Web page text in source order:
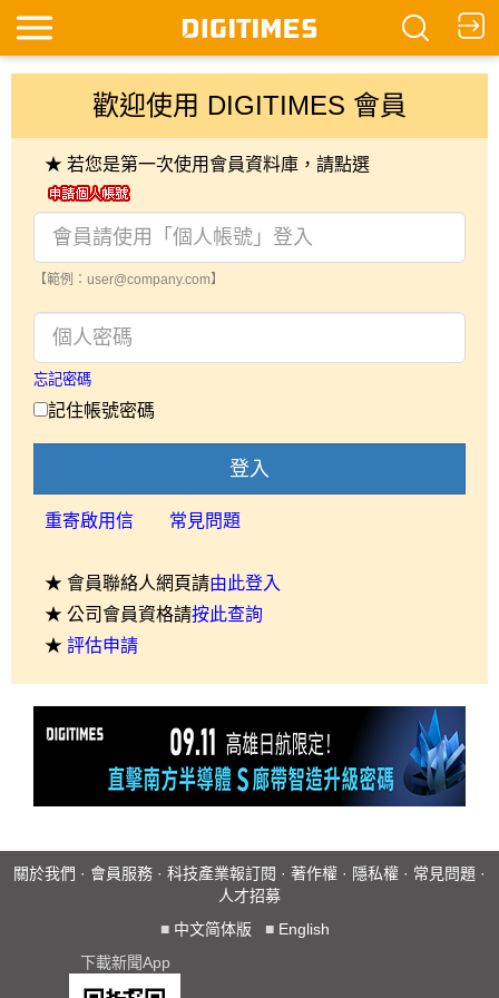
歡迎使用 DIGITIMES 會員
★ 若您是第一次使用會員資料庫，請點選
【範例：user@company.com】
忘記密碼
記住帳號密碼
登入
重寄啟用信 常見問題
★ 會員聯絡人網頁請由此登入
★ 公司會員資格請按此查詢
★ 評估申請
關於我們 · 會員服務 · 科技產業報訂閱 · 著作權 · 隱私權 · 常見問題 ·
人才招募
■ 中文简体版 ■ English
下載新聞App